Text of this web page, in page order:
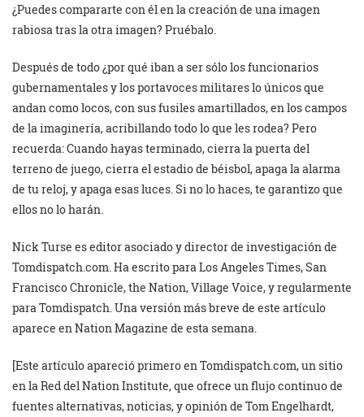
¿Puedes compararte con él en la creación de una imagen
rabiosa tras la otra imagen? Pruébalo.
Después de todo ¿por qué iban a ser sólo los funcionarios
gubernamentales y los portavoces militares lo únicos que
andan como locos, con sus fusiles amartillados, en los campos
de la imaginería, acribillando todo lo que les rodea? Pero
recuerda: Cuando hayas terminado, cierra la puerta del
terreno de juego, cierra el estadio de béisbol, apaga la alarma
de tu reloj, y apaga esas luces. Si no lo haces, te garantizo que
ellos no lo harán.
Nick Turse es editor asociado y director de investigación de
Tomdispatch.com. Ha escrito para Los Angeles Times, San
Francisco Chronicle, the Nation, Village Voice, y regularmente
para Tomdispatch. Una versión más breve de este artículo
aparece en Nation Magazine de esta semana.
[Este artículo apareció primero en Tomdispatch.com, un sitio
en la Red del Nation Institute, que ofrece un flujo continuo de
fuentes alternativas, noticias, y opinión de Tom Engelhardt,